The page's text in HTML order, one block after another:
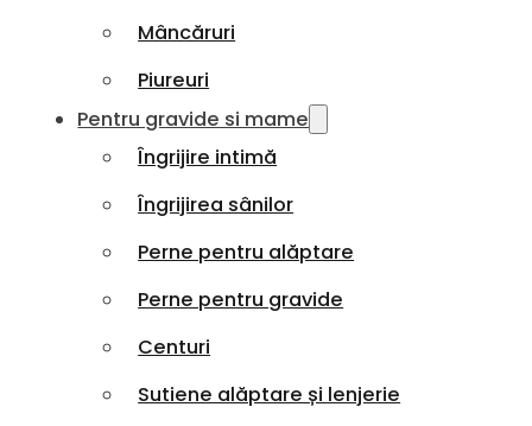
Mâncăruri
Piureuri
Pentru gravide si mame
Îngrijire intimă
Îngrijirea sânilor
Perne pentru alăptare
Perne pentru gravide
Centuri
Sutiene alăptare și lenjerie